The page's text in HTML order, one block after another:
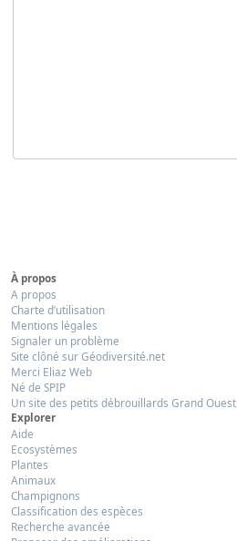
À propos
A propos
Charte d’utilisation
Mentions légales
Signaler un problème
Site clôné sur Géodiversité.net
Merci Eliaz Web
Né de SPIP
Un site des petits débrouillards Grand Ouest
Explorer
Aide
Ecosystèmes
Plantes
Animaux
Champignons
Classification des espèces
Recherche avancée